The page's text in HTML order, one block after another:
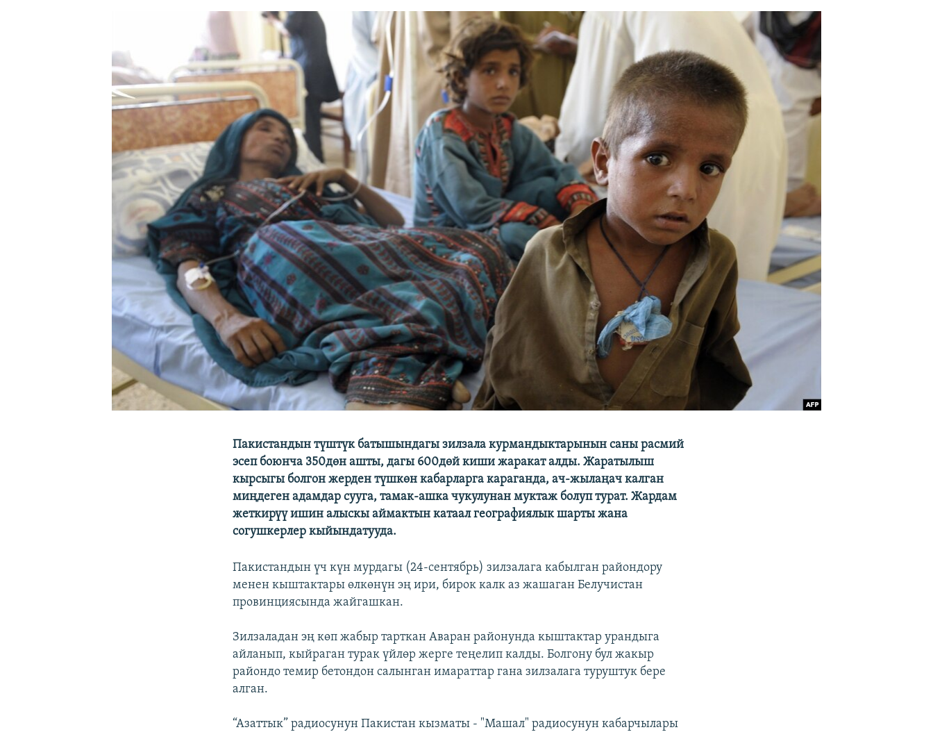
ЫҢГАЙСЫЗ СУРООЛОР
Пакистандын түштүк батышындагы зилзала курмандыктарынын саны расмий
эсеп боюнча 350дөн ашты, дагы 600дөй киши жаракат алды. Жаратылыш
кырсыгы болгон жерден түшкөн кабарларга караганда, ач-жылаңач калган
миңдеген адамдар сууга, тамак-ашка чукулунан муктаж болуп турат. Жардам
жеткирүү ишин алыскы аймактын катаал географиялык шарты жана
согушкерлер кыйындатууда.
Пакистандын үч күн мурдагы (24-сентябрь) зилзалага кабылган райондору
менен кыштактары өлкөнүн эң ири, бирок калк аз жашаган Белучистан
провинциясында жайгашкан.
Зилзаладан эң көп жабыр тарткан Аваран районунда кыштактар урандыга
айланып, кыйраган турак үйлөр жерге теңелип калды. Болгону бул жакыр
райондо темир бетондон салынган имараттар гана зилзалага туруштук бере
алган.
“Азаттык” радиосунун Пакистан кызматы - "Машал" радиосунун кабарчылары